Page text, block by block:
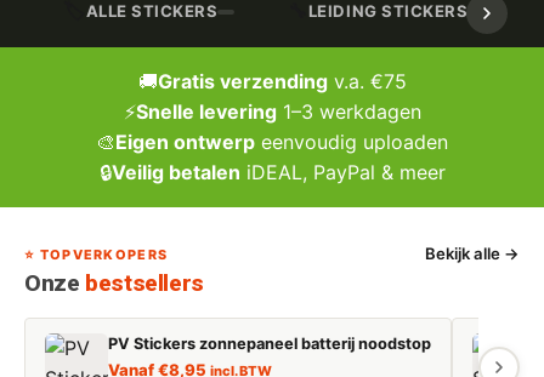
ALLE STICKERS LEIDING STICKERS /
🚚Gratis verzendingv.a. €75
⚡Snelle levering1–3 werkdagen
🎨Eigen ontwerp eenvoudig uploaden
🔒Veilig betalen iDEAL, PayPal & meer
⭐ TOPVERKOPERS
Onze bestsellers
Bekijk alle →
PV Stickers zonnepaneel batterij noodstop
Vanaf€8,95 incl. BTW